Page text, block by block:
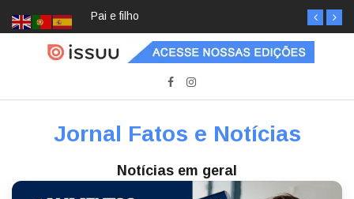
Pai e filho
Jornal Fatos e Notícias
Notícias em geral